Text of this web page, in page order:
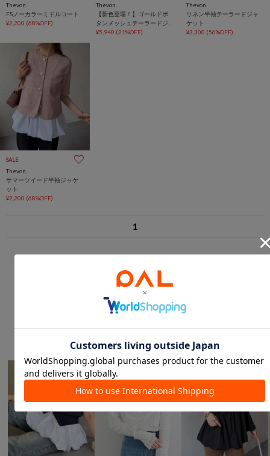
Thevon.
FSノーカラーミドルコート
¥2,200 (68%OFF)
Thevon.
【新色登場！】ゴールドボ
タンメッシュテーラードジ
ャケット
¥5,940 (21%OFF)
Thevon.
リネン半袖テーラードジャ
ケット
¥3,300 (56%OFF)
SALE
Thevon.
サマーツイード半袖ジャケ
ット
¥2,200 (68%OFF)
1
あなたにおすすめのアイテム
こなれ感のあるレイヤードトップス